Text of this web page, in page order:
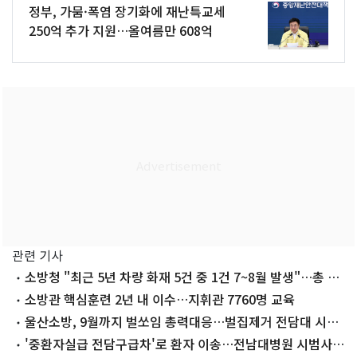
정부, 가뭄·폭염 장기화에 재난특교세
250억 추가 지원…올여름만 608억
관련 기사
소방청 "최근 5년 차량 화재 5건 중 1건 7~8월 발생"…총 1
만 8417건
소방관 핵심훈련 2년 내 이수…지휘관 7760명 교육
울산소방, 9월까지 벌쏘임 총력대응…벌집제거 전담대 시범
운영'중환자실급 전담구급차'로 환자 이송…전남대병원 시범사업